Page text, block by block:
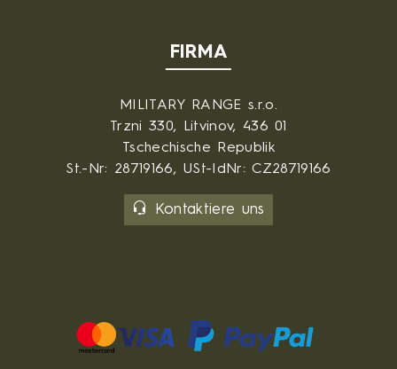
FIRMA
MILITARY RANGE s.r.o.
Trzni 330, Litvinov, 436 01
Tschechische Republik
St.-Nr: 28719166, USt-IdNr: CZ28719166
Kontaktiere uns